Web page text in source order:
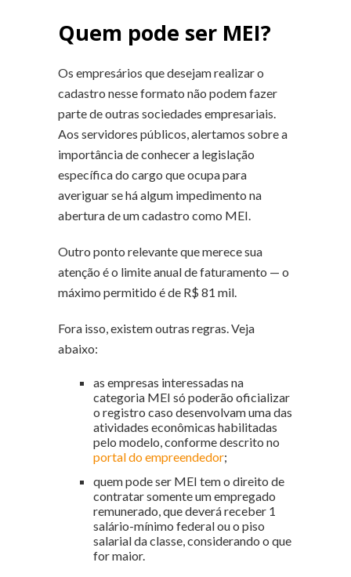
Quem pode ser MEI?
Os empresários que desejam realizar o
cadastro nesse formato não podem fazer
parte de outras sociedades empresariais.
Aos servidores públicos, alertamos sobre a
importância de conhecer a legislação
específica do cargo que ocupa para
averiguar se há algum impedimento na
abertura de um cadastro como MEI.
Outro ponto relevante que merece sua
atenção é o limite anual de faturamento — o
máximo permitido é de R$ 81 mil.
Fora isso, existem outras regras. Veja
abaixo:
as empresas interessadas na
categoria MEI só poderão oficializar
o registro caso desenvolvam uma das
atividades econômicas habilitadas
pelo modelo, conforme descrito no
portal do empreendedor;
quem pode ser MEI tem o direito de
contratar somente um empregado
remunerado, que deverá receber 1
salário-mínimo federal ou o piso
salarial da classe, considerando o que
for maior.